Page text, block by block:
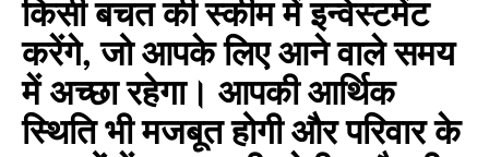
किसी बचत की स्कीम में इन्वेस्टमेंट
करेंगे, जो आपके लिए आने वाले समय
में अच्छा रहेगा। आपकी आर्थिक
स्थिति भी मजबूत होगी और परिवार के